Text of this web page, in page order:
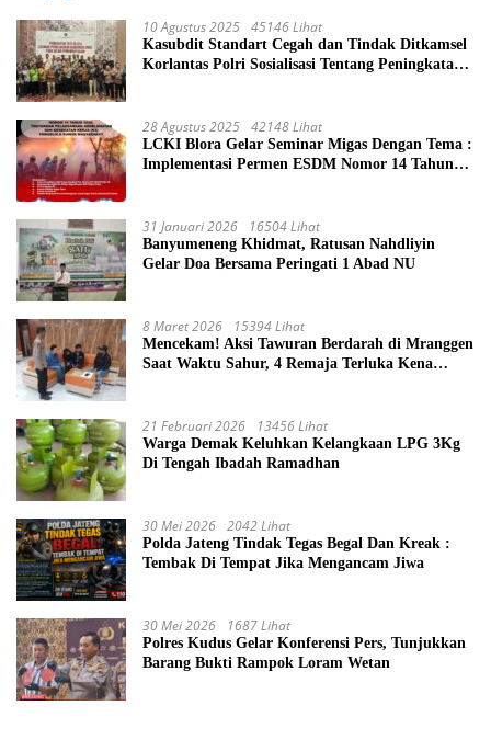
10 Agustus 2025 45146 Lihat
Kasubdit Standart Cegah dan Tindak Ditkamsel
Korlantas Polri Sosialisasi Tentang Peningkatan
28 Agustus 2025 42148 Lihat
LCKI Blora Gelar Seminar Migas Dengan Tema :
Implementasi Permen ESDM Nomor 14 Tahun
Masyarakat
31 Januari 2026 16504 Lihat
Banyumeneng Khidmat, Ratusan Nahdliyin
Gelar Doa Bersama Peringati 1 Abad NU
8 Maret 2026 15394 Lihat
Mencekam! Aksi Tawuran Berdarah di Mranggen
Saat Waktu Sahur, 4 Remaja Terluka Kena
21 Februari 2026 13456 Lihat
Warga Demak Keluhkan Kelangkaan LPG 3Kg
Di Tengah Ibadah Ramadhan
30 Mei 2026 2042 Lihat
Polda Jateng Tindak Tegas Begal Dan Kreak :
Tembak Di Tempat Jika Mengancam Jiwa
30 Mei 2026 1687 Lihat
Polres Kudus Gelar Konferensi Pers, Tunjukkan
Barang Bukti Rampok Loram Wetan